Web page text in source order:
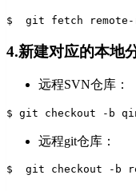
$  git fetch remote-
4.新建对应的本地
远程SVN仓库：
$ git checkout -b
远程git仓库：
$  git checkout -b